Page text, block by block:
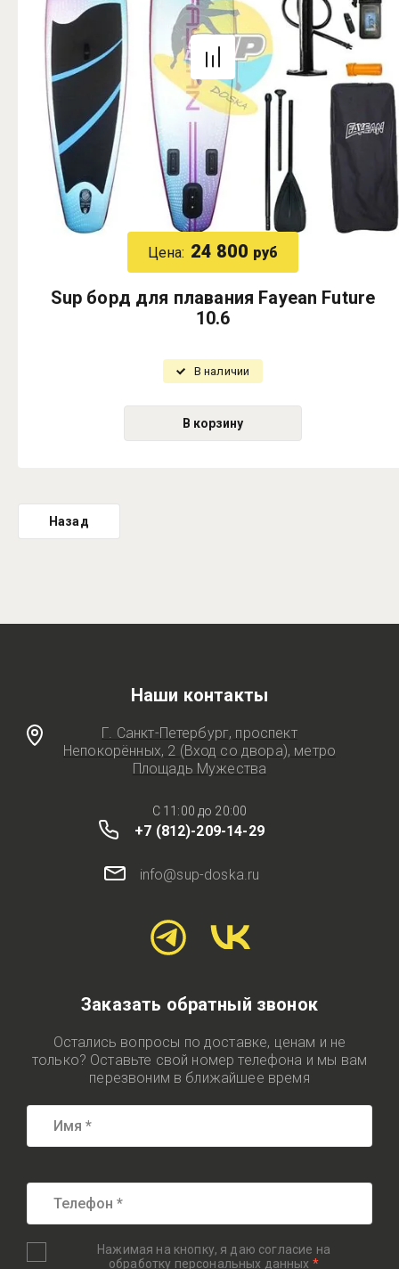
Цена: 24 800 руб
Sup борд для плавания Fayean Future
10.6
В наличии
В корзину
Назад
Наши контакты
Г. Санкт-Петербург, проспект
Непокорённых, 2 (Вход со двора), метро
Площадь Мужества
C 11:00 до 20:00
+7 (812)-209-14-29
info@sup-doska.ru
Заказать обратный звонок
Остались вопросы по доставке, ценам и не
только? Оставьте свой номер телефона и мы вам
перезвоним в ближайшее время
Нажимая на кнопку, я даю согласие на
обработку персональных данных *